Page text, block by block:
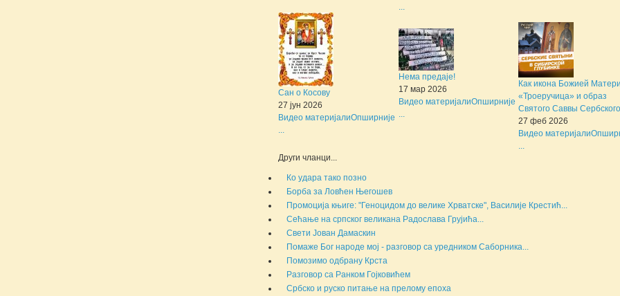
...
Сан о Косову
27 јун 2026
Видео материјалиОпширније
...
Нема предаје!
17 мар 2026
Видео материјалиОпширније
...
Как икона Божией Матери
«Троеручица» и образ
Святого Саввы
27 феб 2026
Видео материјали
...
Други чланци...
Ко удара тако позно
Борба за Ловћен Његошев
Промоција књиге: "Геноцидом до велике Хрватске", Василије Крестић...
Сећање на српског великана Радослава Грујића...
Свети Јован Дамаскин
Помаже Бог народе мој - разговор са уредником Саборника...
Помозимо одбрану Крста
Разговор са Ранком Гојковићем
Србско и руско питање на прелому епоха